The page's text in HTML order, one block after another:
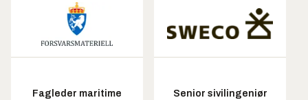
Fagleder maritime
Senior sivilingeniør